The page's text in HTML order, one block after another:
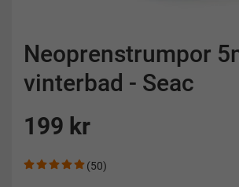
Neoprenstrumpor
vinterbad - Seac
199 kr
(50)